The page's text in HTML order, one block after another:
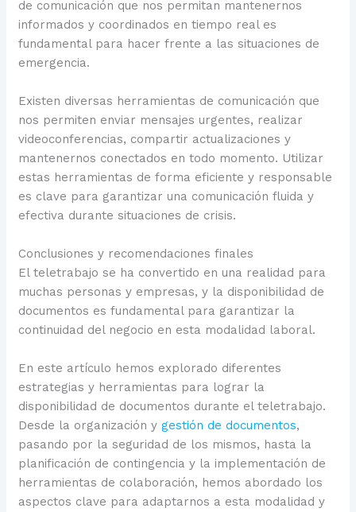
de comunicación que nos permitan mantenernos
informados y coordinados en tiempo real es
fundamental para hacer frente a las situaciones de
emergencia.
Existen diversas herramientas de comunicación que
nos permiten enviar mensajes urgentes, realizar
videoconferencias, compartir actualizaciones y
mantenernos conectados en todo momento. Utilizar
estas herramientas de forma eficiente y responsable
es clave para garantizar una comunicación fluida y
efectiva durante situaciones de crisis.
Conclusiones y recomendaciones finales
El teletrabajo se ha convertido en una realidad para
muchas personas y empresas, y la disponibilidad de
documentos es fundamental para garantizar la
continuidad del negocio en esta modalidad laboral.
En este artículo hemos explorado diferentes
estrategias y herramientas para lograr la
disponibilidad de documentos durante el teletrabajo.
Desde la organización ygestión de documentos,
pasando por la seguridad de los mismos, hasta la
planificación de contingencia y la implementación de
herramientas de colaboración, hemos abordado los
aspectos clave para adaptarnos a esta modalidad y